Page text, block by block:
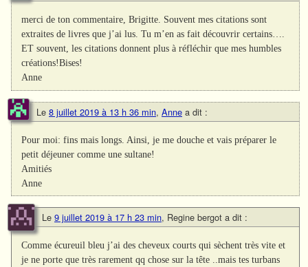
merci de ton commentaire, Brigitte. Souvent mes citations sont
extraites de livres que j’ai lus. Tu m’en as fait découvrir certains….
ET souvent, les citations donnent plus à réfléchir que mes humbles
créations!Bises!
Anne
Le 8 juillet 2019 à 13 h 36 min, Anne a dit :
Pour moi: fins mais longs. Ainsi, je me douche et vais préparer le
petit déjeuner comme une sultane!
Amitiés
Anne
Le 9 juillet 2019 à 17 h 23 min, Regine bergot a dit :
Comme écureuil bleu j’ai des cheveux courts qui sèchent très vite et
je ne porte que très rarement qq chose sur la tête ..mais tes turbans